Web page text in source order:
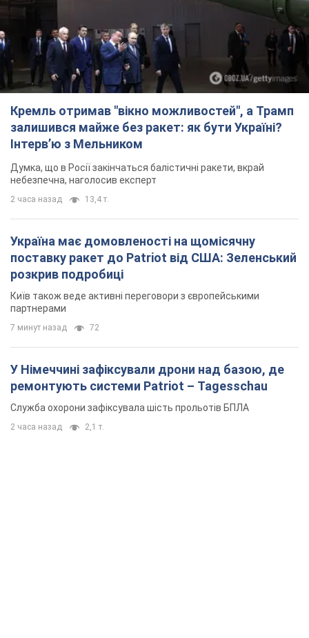
Кремль отримав "вікно можливостей", а Трамп
залишився майже без ракет: як бути Україні?
Інтерв’ю з Мельником
Думка, що в Росії закінчаться балістичні ракети, вкрай
небезпечна, наголосив експерт
2 часа назад 13,4 т.
Україна має домовленості на щомісячну
поставку ракет до Patriot від США: Зеленський
розкрив подробиці
Київ також веде активні переговори з європейськими
партнерами
7 минут назад 72
У Німеччині зафіксували дрони над базою, де
ремонтують системи Patriot – Tagesschau
Служба охорони зафіксувала шість прольотів БПЛА
2 часа назад 2,1 т.